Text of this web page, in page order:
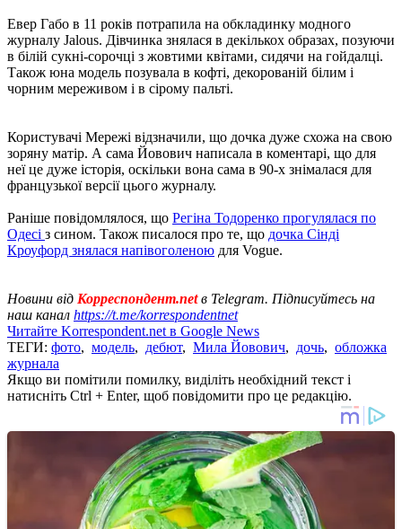
Евер Габо в 11 років потрапила на обкладинку модного
журналу Jalous. Дівчинка знялася в декількох образах, позуючи
в білій сукні-сорочці з жовтими квітами, сидячи на гойдалці.
Також юна модель позувала в кофті, декорованій білим і
чорним мереживом і в сірому пальті.
Користувачі Мережі відзначили, що дочка дуже схожа на свою
зоряну матір. А сама Йовович написала в коментарі, що для
неї це дуже історія, оскільки вона сама в 90-х знімалася для
французької версії цього журналу.
Раніше повідомлялося, що Регіна Тодоренко прогулялася по
Одесі з сином. Також писалося про те, що дочка Сінді
Кроуфорд знялася напівоголеною для Vogue.
Новини від Корреспондент.netв Telegram. Підписуйтесь на
наш канал https://t.me/korrespondentnet
Читайте Korrespondent.net в Google News
ТЕГИ: фото, модель, дебют, Мила Йовович, дочь, обложка
журнала
Якщо ви помітили помилку, виділіть необхідний текст і
натисніть Ctrl + Enter, щоб повідомити про це редакцію.